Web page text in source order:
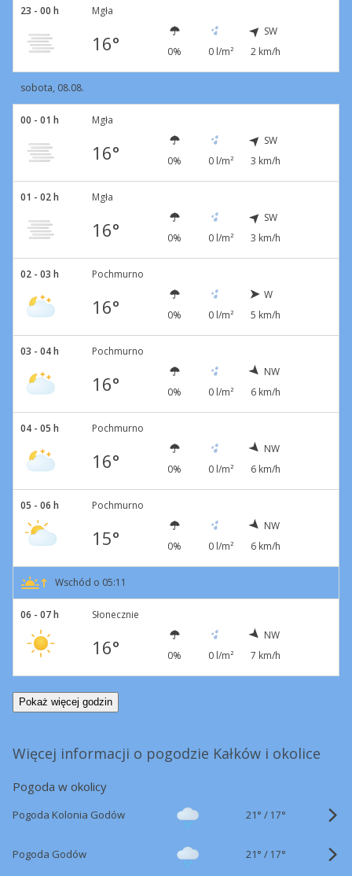
23 - 00 h Mgła
16° 0% 0 l/m²
SW
2 km/h
sobota, 08.08.
00 - 01 h Mgła
16° 0% 0 l/m²
SW
3 km/h
01 - 02 h Mgła
16° 0% 0 l/m²
SW
3 km/h
02 - 03 h Pochmurno
16° 0% 0 l/m²
W
5 km/h
03 - 04 h Pochmurno
16° 0% 0 l/m²
NW
6 km/h
04 - 05 h Pochmurno
16° 0% 0 l/m²
NW
6 km/h
05 - 06 h Pochmurno
15° 0% 0 l/m²
NW
6 km/h
Wschód o 05:11
06 - 07 h Słonecznie
16° 0% 0 l/m²
NW
7 km/h
Pokaż więcej godzin
Więcej informacji o pogodzie Kałków i okolice
Pogoda w okolicy
Pogoda Kolonia Godów 21° / 17°
Pogoda Godów 21° / 17°